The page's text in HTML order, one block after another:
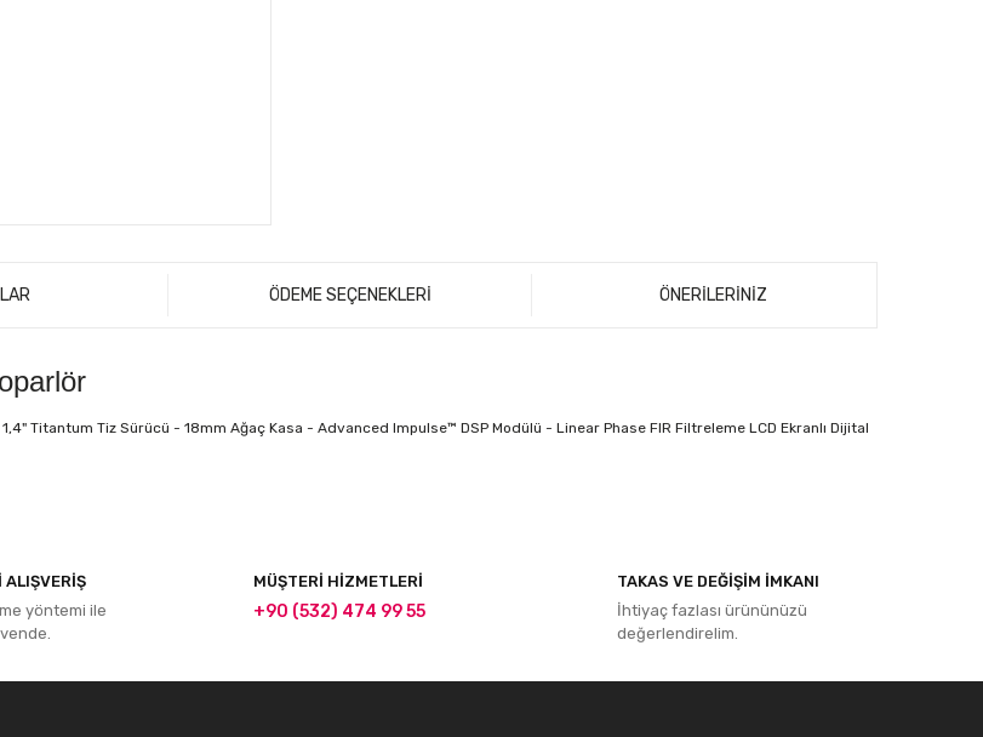
ÖDEME SEÇENEKLERİ ÖNERİLERİNİZ
Titantum Tiz Sürücü - 18mm Ağaç Kasa - Advanced Impulse™ DSP Modülü - Linear Phase FIR Filtreleme LCD Ekranlı Dijital
Bu ürüne ilk yorumu siz yapın!
ALIŞVERİŞ
yöntemi ile
MÜŞTERİ HİZMETLERİ
+90 (532) 474 99 55
TAKAS VE DEĞİŞİM İMKANI
İhtiyaç fazlası ürününüzü
değerlendirelim.